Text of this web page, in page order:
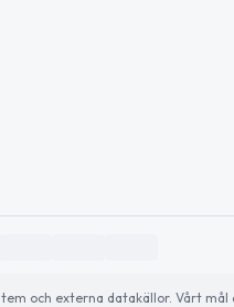
och externa datakällor. Vårt